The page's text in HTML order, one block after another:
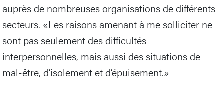
auprès de nombreuses organisations de différents
secteurs. «Les raisons amenant à me solliciter ne
sont pas seulement des difficultés
interpersonnelles, mais aussi des situations de
mal-être, d’isolement et d’épuisement.»